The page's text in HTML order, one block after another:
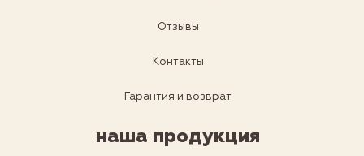
Отзывы
Контакты
Гарантия и возврат
наша продукция